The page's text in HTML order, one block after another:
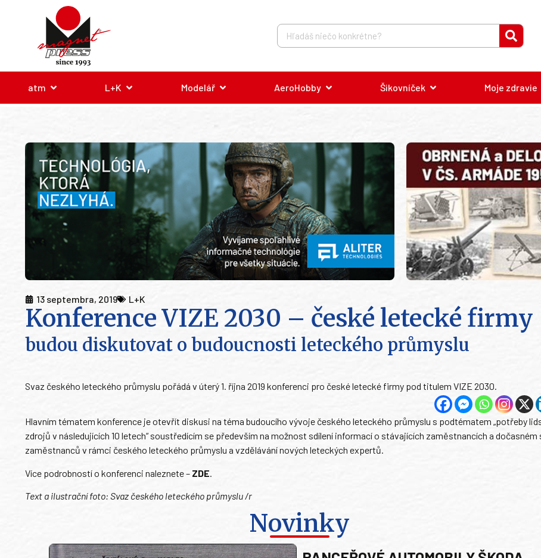
atm L+K Modelář AeroHobby Šikovníček Moje zdravie
13 septembra, 2019 L+K
Konference VIZE 2030 – české letecké firmy
budou diskutovat o budoucnosti leteckého průmyslu
Svaz českého leteckého průmyslu pořádá v úterý 1. října 2019 konferenci pro české letecké firmy pod titulem VIZE 2030.
Hlavním tématem konference je otevřít diskusi na téma budoucího vývoje českého leteckého průmyslu s podtématem „potřeby
zdrojů v následujících 10 letech“ soustředícím se především na možnost sdílení informací o stávajících zaměstnancích a dočasném
zaměstnanců v rámci českého leteckého průmyslu a vzdělávání nových leteckých expertů.
Více podrobností o konferenci naleznete – ZDE
Text a ilustrační foto: Svaz českého leteckého průmyslu /r
Novinky